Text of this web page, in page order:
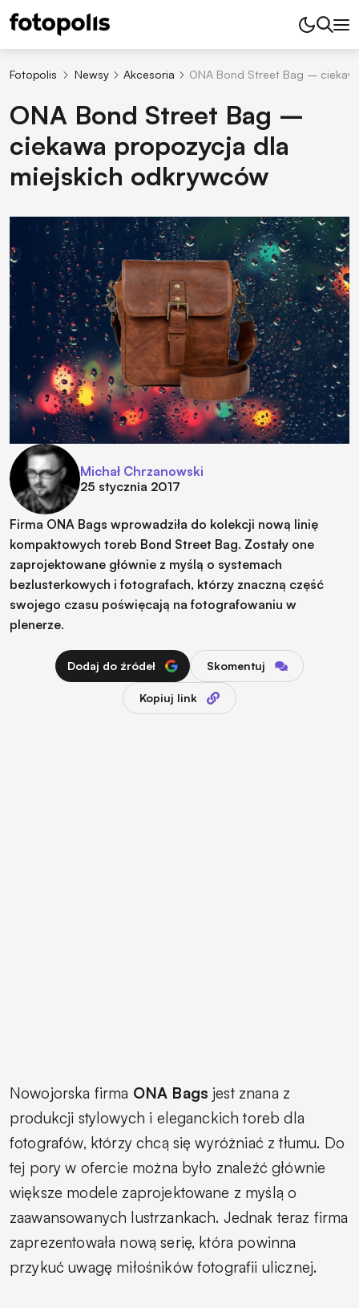
Fotopolis Newsy Akcesoria ONA Bond Street Bag –
ONA Bond Street Bag –
ciekawa propozycja dla
miejskich odkrywców
Michał Chrzanowski
25 stycznia 2017
Firma ONA Bags wprowadziła do kolekcji nową linię
kompaktowych toreb Bond Street Bag. Zostały one
zaprojektowane głównie z myślą o systemach
bezlusterkowych i fotografach, którzy znaczną część
swojego czasu poświęcają na fotografowaniu w
plenerze.
Dodaj do źródeł Skomentuj
Kopiuj link
Nowojorska firma ONA Bags jest znana z
produkcji stylowych i eleganckich toreb dla
fotografów, którzy chcą się wyróżniać z tłumu. Do
tej pory w ofercie można było znaleźć głównie
większe modele zaprojektowane z myślą o
zaawansowanych lustrzankach. Jednak teraz firma
zaprezentowała nową serię, która powinna
przykuć uwagę miłośników fotografii ulicznej.